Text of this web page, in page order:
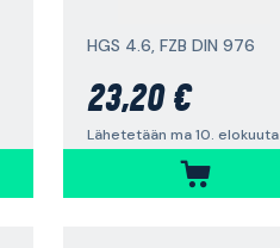
HGS 4.6, FZB DIN 976
23,20 €
Lähetetään ma 10. elokuuta